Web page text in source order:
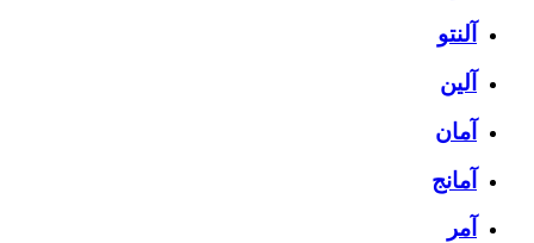
آلنتو
آلین
آمان
آمانج
آمر